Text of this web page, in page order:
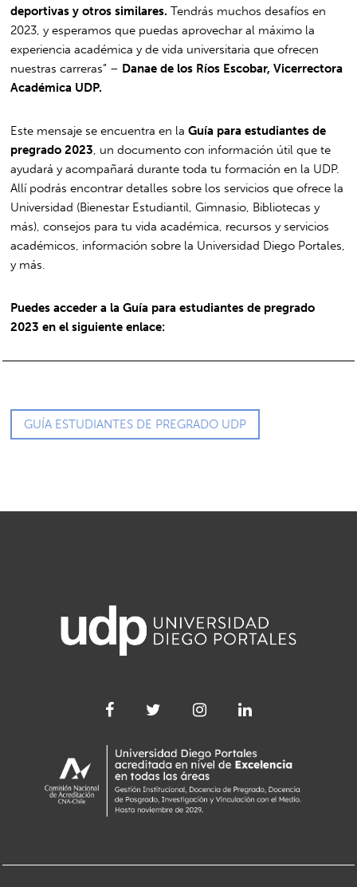
deportivas y otros similares. Tendrás muchos desafíos en
2023, y esperamos que puedas aprovechar al máximo la
experiencia académica y de vida universitaria que ofrecen
nuestras carreras” – Danae de los Ríos Escobar, Vicerrectora
Académica UDP.
Este mensaje se encuentra en laGuía para estudiantes de
pregrado 2023 , un documento con información útil que te
ayudará y acompañará durante toda tu formación en la UDP.
Allí podrás encontrar detalles sobre los servicios que ofrece la
Universidad (Bienestar Estudiantil, Gimnasio, Bibliotecas y
más), consejos para tu vida académica, recursos y servicios
académicos, información sobre la Universidad Diego Portales,
y más.
Puedes acceder a la Guía para estudiantes de pregrado
2023 en el siguiente enlace:
GUÍA ESTUDIANTES DE PREGRADO UDP